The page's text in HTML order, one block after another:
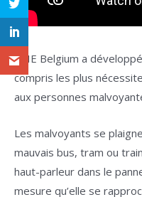
SPIE Belgium a
compris les plus
aux personnes
Les malvoyants se
mauvais bus, tram ou
haut-parleur dans le
mesure qu’elle se